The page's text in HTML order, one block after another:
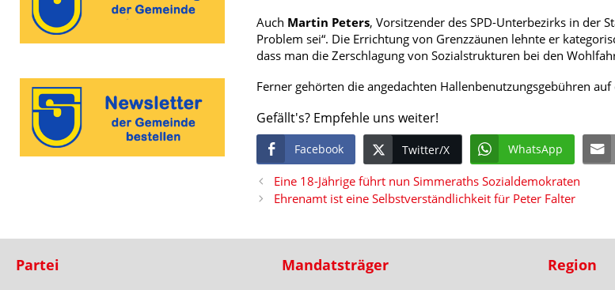
Auch Martin Peters, Vorsitzender des SPD-Unterbezirks in der
Problem sei“. Die Errichtung von Grenzzäunen lehnte er
dass man die Zerschlagung von Sozialstrukturen bei den
Ferner gehörten die angedachten Hallenbenutzungsgebühren
Gefällt's? Empfehle uns weiter!
Facebook Twitter/X WhatsApp
Eine 18-Jährige führt nun Simmeraths Sozialdemokraten
Ehrenamt ist eine Selbstverständlichkeit für Peter Falter
Partei Mandatsträger Region